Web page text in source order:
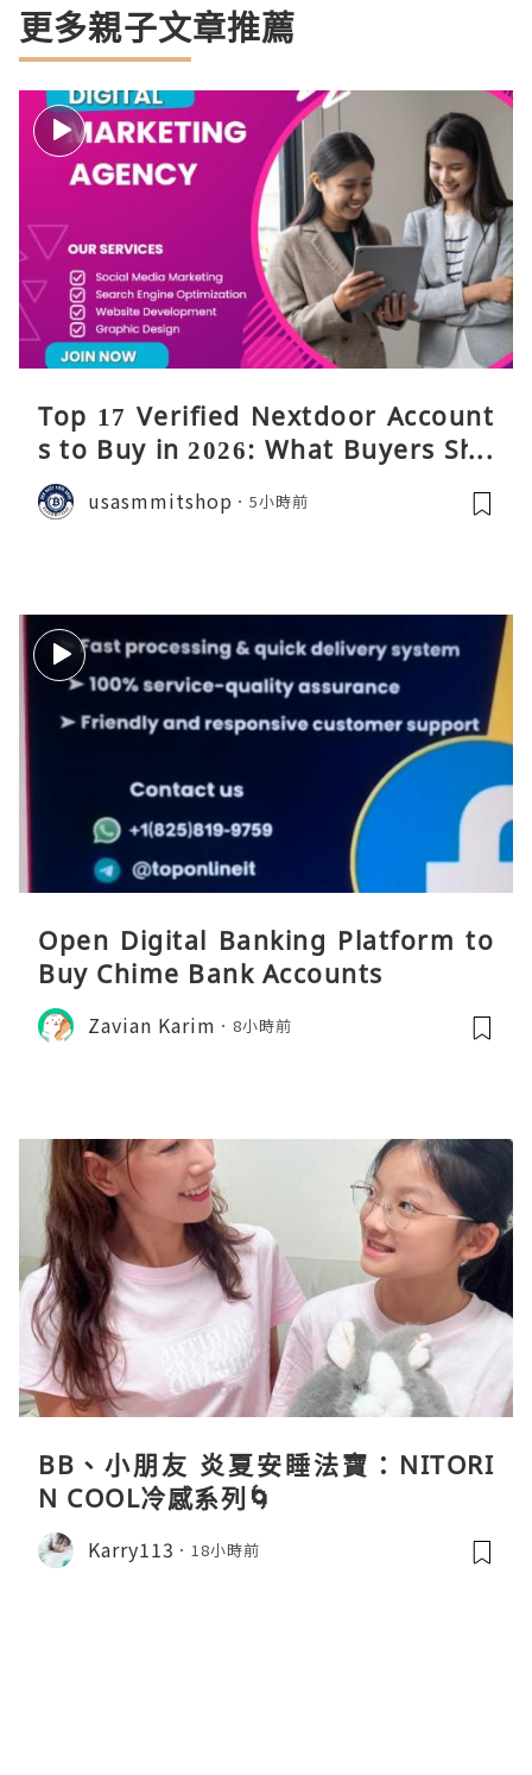
更多親子文章推薦
Top 17 Verified Nextdoor Account
s to Buy in 2026: What Buyers Sho
uld Know
usasmmitshop 5小時前
Open Digital Banking Platform to
Buy Chime Bank Accounts
Zavian Karim 8小時前
BB、小朋友 炎夏安睡法寶：NITORI
N COOL冷感系列🌀
Karry113 18小時前